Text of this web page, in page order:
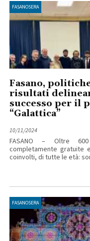
FASANOSERA
Fasano,
risultati
successo per il
“Galattica”
10/11/2024
FASANO – Oltre
completamente gratuite
coinvolti, di tutte le età:
FASANOSERA